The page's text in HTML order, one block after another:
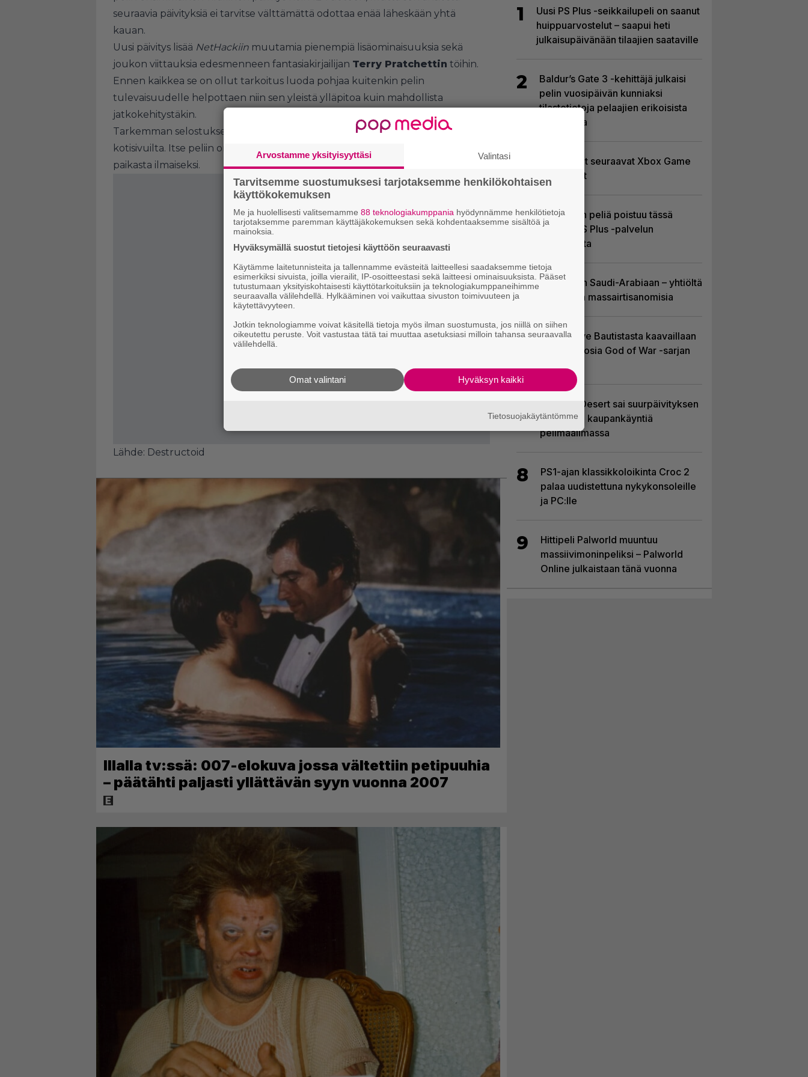
seuraavia päivityksiä ei tarvitse välttämättä odottaa enää läheskään yhtä
kauan.
Uusi päivitys lisää NetHackiin muutamia pienempiä lisäominaisuuksia sekä
joukon viittauksia edesmenneen fantasiakirjailijan Terry Pratchettin töihin.
Ennen kaikkea se on ollut tarkoitus luoda pohjaa kuitenkin pelin
tulevaisuudelle helpottaen niin sen yleistä ylläpitoa kuin mahdollista
jatkokehitystäkin.
Tarkemman selostuksen
uudistuksista voi lukaista läpipelin
kotisivuilta. Itse peliin on mahdollista päästä tietysti käsiksi myös samasta
paikasta ilmaiseksi.
Lähde: Destructoid
Illalla tv:ssä: 007-elokuva jossa vältettiin petipuuhia
– päätähti paljasti yllättävän syyn vuonna 2007
1
Uusi PS Plus -seikkailupeli on saanut
huippuarvostelut – saapui heti
julkaisupäivänään tilaajien saataville
2
Baldur’s Gate 3 -kehittäjä julkaisi
pelin vuosipäivän kunniaksi
tilastotietoja pelaajien erikoisista
valinnoista
Tässä ovat seuraavat Xbox Game
Pass -pelit
4
Yhdeksän peliä poistuu tässä
kuussa PS Plus -palvelun
tarjonnasta
5
EA myytiin Saudi-Arabiaan – yhtiöltä
odotetaan massairtisanomisia
6
Huhu: Dave Bautistasta kaavaillaan
uutta Kratosia God of War -sarjan
7
Crimson Desert sai suurpäivityksen
– uudistaa kaupankäyntiä
pelimaailmassa
8
PS1-ajan klassikkoloikinta Croc 2
palaa uudistettuna nykykonsoleille
ja PC:lle
9
Hittipeli Palworld muuntuu
massiivimoninpeliksi – Palworld
Online julkaistaan tänä vuonna
Arvostamme yksityisyyttäsi Valintasi
Tarvitsemme suostumuksesi tarjotaksemme henkilökohtaisen
käyttökokemuksen
Me ja huolellisesti valitsemamme 88 teknologiakumppania hyödynnämme henkilötietoja
tarjotaksemme paremman käyttäjäkokemuksen sekä kohdentaaksemme sisältöä ja
mainoksia.
Hyväksymällä suostut tietojesi käyttöön seuraavasti
Käytämme laitetunnisteita ja tallennamme evästeitä laitteellesi saadaksemme tietoja
esimerkiksi sivuista, joilla vierailit, IP-osoitteestasi sekä laitteesi ominaisuuksista. Pääset
tutustumaan yksityiskohtaisesti käyttötarkoituksiin ja teknologiakumppaneihimme
seuraavalla välilehdellä. Hylkääminen voi vaikuttaa sivuston toimivuuteen ja
käytettävyyteen.
Jotkin teknologiamme voivat käsitellä tietoja myös ilman suostumusta, jos niillä on siihen
oikeutettu peruste. Voit vastustaa tätä tai muuttaa asetuksiasi milloin tahansa seuraavalla
välilehdellä.
Hyväksyn kaikki
Omat valintani
Tietosuojakäytäntömme